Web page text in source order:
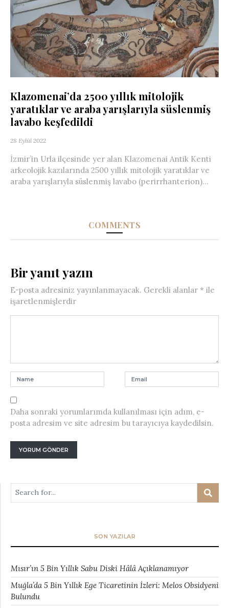
Klazomenai’da 2500 yıllık mitolojik
yaratıklar ve araba yarışlarıyla süslenmiş
lavabo keşfedildi
28 Eylül 2022
İzmir’in Urla ilçesinde yer alan Klazomenai Antik Kenti
arkeolojik kazılarında 2500 yıllık mitolojik yaratıklar ve
araba yarışlarıyla süslenmiş lavabo (perirrhanterion)...
COMMENTS
Bir yanıt yazın
E-posta adresiniz yayınlanmayacak. Gerekli alanlar * ile
işaretlenmişlerdir
Daha sonraki yorumlarımda kullanılması için adım, e-
posta adresim ve site adresim bu tarayıcıya kaydedilsin.
SON YAZILAR
Mısır’ın 5 Bin Yıllık Sabu Diski Hâlâ Açıklanamıyor
Muğla’da 5 Bin Yıllık Ege Ticaretinin İzleri: Melos Obsidyeni
Bulundu